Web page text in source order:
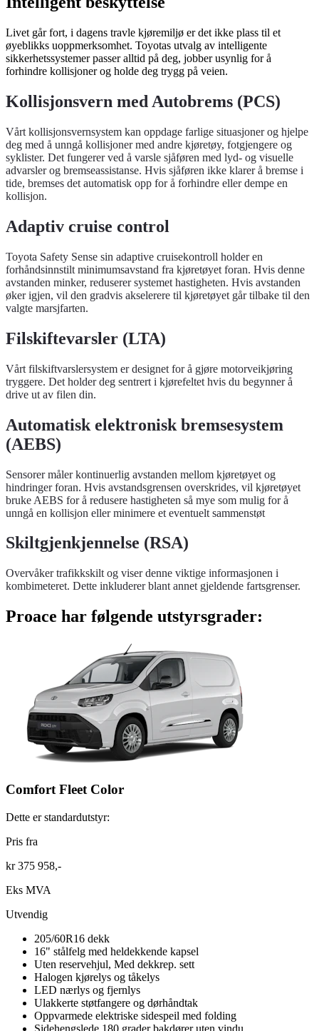
Livet går fort, i dagens travle kjøremiljø er det ikke plass til et
øyeblikks uoppmerksomhet. Toyotas utvalg av intelligente
sikkerhetssystemer passer alltid på deg, jobber usynlig for å
forhindre kollisjoner og holde deg trygg på veien.
Kollisjonsvern med Autobrems (PCS)
Vårt kollisjonsvernsystem kan oppdage farlige situasjoner og hjelpe
deg med å unngå kollisjoner med andre kjøretøy, fotgjengere og
syklister. Det fungerer ved å varsle sjåføren med lyd- og visuelle
advarsler og bremseassistanse. Hvis sjåføren ikke klarer å bremse i
tide, bremses det automatisk opp for å forhindre eller dempe en
kollisjon.
Adaptiv cruise control
Toyota Safety Sense sin adaptive cruisekontroll holder en
forhåndsinnstilt minimumsavstand fra kjøretøyet foran. Hvis denne
avstanden minker, reduserer systemet hastigheten. Hvis avstanden
øker igjen, vil den gradvis akselerere til kjøretøyet går tilbake til den
valgte marsjfarten.
Filskiftevarsler (LTA)
Vårt filskiftvarslersystem er designet for å gjøre motorveikjøring
tryggere. Det holder deg sentrert i kjørefeltet hvis du begynner å
drive ut av filen din.
Automatisk elektronisk bremsesystem
(AEBS)
Sensorer måler kontinuerlig avstanden mellom kjøretøyet og
hindringer foran. Hvis avstandsgrensen overskrides, vil kjøretøyet
bruke AEBS for å redusere hastigheten så mye som mulig for å
unngå en kollisjon eller minimere et eventuelt sammenstøt
Skiltgjenkjennelse (RSA)
Overvåker trafikkskilt og viser denne viktige informasjonen i
kombimeteret. Dette inkluderer blant annet gjeldende fartsgrenser.
Proace har følgende utstyrsgrader:
Comfort Fleet Color
Dette er standardutstyr:
Pris fra
kr 375 958,-
Eks MVA
Utvendig
205/60R16 dekk
16" stålfelg med heldekkende kapsel
Uten reservehjul, Med dekkrep. sett
Halogen kjørelys og tåkelys
LED nærlys og fjernlys
Ulakkerte støtfangere og dørhåndtak
Oppvarmede elektriske sidespeil med folding
Sidehengslede 180 grader bakdører uten vindu